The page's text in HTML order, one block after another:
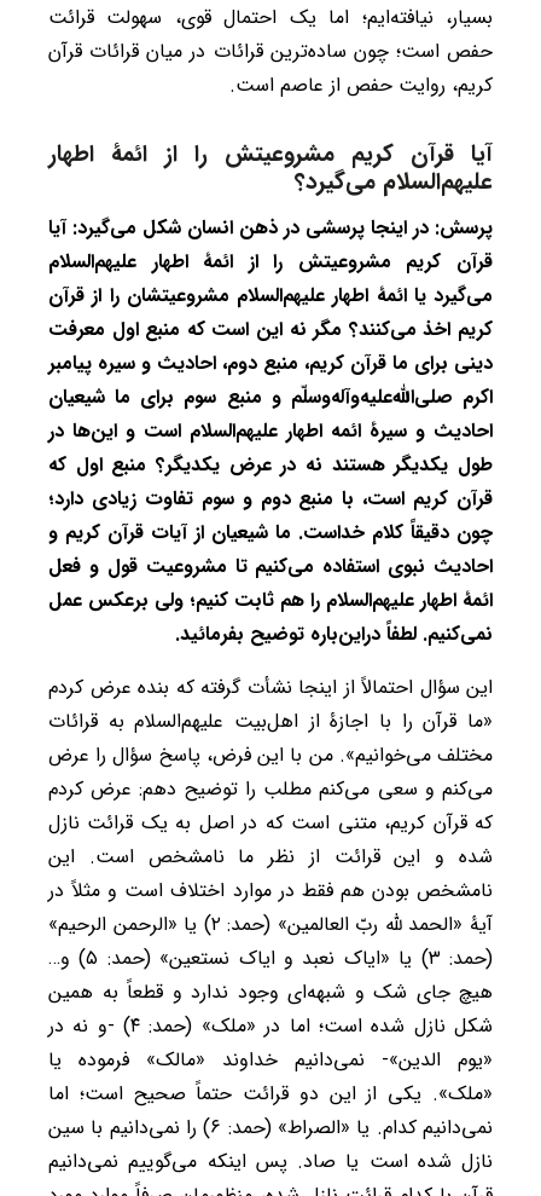
بسیار، نیافته‌ایم؛ اما یک احتمال قوی، سهولت قرائت
حفص است؛ چون ساده‌ترین قرائات در میان قرائات قرآن
کریم، روایت حفص از عاصم است.
آیا قرآن کریم مشروعیتش را از ائمۀ اطهار
علیهم‌السلام می‌گیرد؟
پرسش: در اینجا پرسشی در ذهن انسان شکل می‌گیرد: آیا
قرآن کریم مشروعیتش را از ائمۀ اطهار علیهم‌السلام
می‌گیرد یا ائمۀ اطهار علیهم‌السلام مشروعیتشان را از قرآن
کریم اخذ می‌کنند؟ مگر نه این است که منبع اول معرفت
دینی برای ما قرآن کریم، منبع دوم، احادیث و سیره پیامبر
اکرم صلی‌الله‌علیه‌وآله‌وسلّم و منبع سوم برای ما شیعیان
احادیث و سیرۀ ائمه اطهار علیهم‌السلام است و این‌ها در
طول یکدیگر هستند نه در عرض یکدیگر؟ منبع اول که
قرآن کریم است، با منبع دوم و سوم تفاوت زیادی دارد؛
چون دقیقاً کلام خداست. ما شیعیان از آیات قرآن کریم و
احادیث نبوی استفاده می‌کنیم تا مشروعیت قول و فعل
ائمۀ اطهار علیهم‌السلام را هم ثابت کنیم؛ ولی برعکس عمل
نمی‌کنیم. لطفاً دراین‌باره توضیح بفرمائید.
این سؤال احتمالاً از اینجا نشأت گرفته که بنده عرض کردم
«ما قرآن را با اجازۀ از اهل‌بیت علیهم‌السلام به قرائات
مختلف می‌خوانیم». من با این فرض، پاسخ سؤال را عرض
می‌کنم و سعی می‌کنم مطلب را توضیح دهم: عرض کردم
که قرآن کریم، متنی است که در اصل به یک قرائت نازل
شده و این قرائت از نظر ما نامشخص است. این
نامشخص بودن هم فقط در موارد اختلاف است و مثلاً در
آیۀ «الحمد لله ربّ العالمین» (حمد: ۲) یا «الرحمن الرحیم»
(حمد: ۳) یا «ایاک نعبد و ایاک نستعین» (حمد: ۵) و…
هیچ جای شک و شبهه‌ای وجود ندارد و قطعاً به همین
شکل نازل شده است؛ اما در «ملک» (حمد: ۴) -و نه در
«یوم الدین»- نمی‌دانیم خداوند «مالک» فرموده یا
«ملک». یکی از این دو قرائت حتماً صحیح است؛ اما
نمی‌دانیم کدام. یا «الصراط» (حمد: ۶) را نمی‌دانیم با سین
نازل شده است یا صاد. پس اینکه می‌گوییم نمی‌دانیم